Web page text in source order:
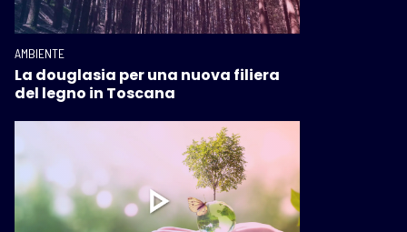
AMBIENTE
La douglasia per una nuova filiera
del legno in Toscana